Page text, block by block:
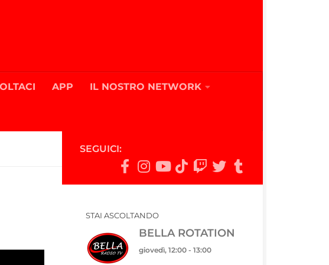
APP IL NOSTRO NETWORK
SEGUICI:
STAI ASCOLTANDO
BELLA ROTATION
giovedì, 12:00 - 13:00